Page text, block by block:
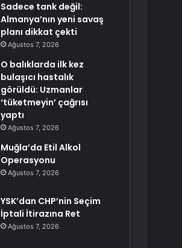
Sadece tank değil:
Almanya’nın yeni savaş
planı dikkat çekti
Ağustos 7, 2026
O balıklarda ilk kez
bulaşıcı hastalık
görüldü: Uzmanlar
‘tüketmeyin’ çağrısı
yaptı
Ağustos 7, 2026
Muğla’da Etil Alkol
Operasyonu
Ağustos 7, 2026
YSK’dan CHP’nin Seçim
İptali İtirazına Ret
Ağustos 7, 2026